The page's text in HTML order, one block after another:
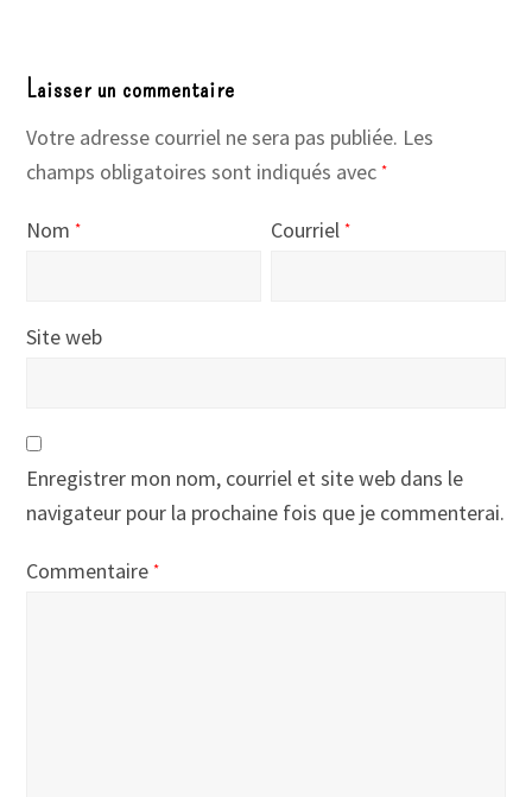
Laisser un commentaire
Votre adresse courriel ne sera pas publiée. Les
champs obligatoires sont indiqués avec*
Nom* Courriel*
Site web
Enregistrer mon nom, courriel et site web dans le
navigateur pour la prochaine fois que je commenterai.
Commentaire*